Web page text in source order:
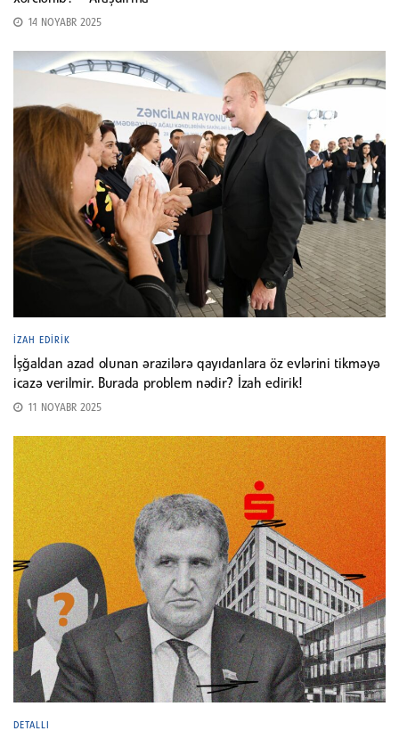
14 NOYABR 2025
İZAH EDIRIK
İşğaldan azad olunan ərazilərə qayıdanlara öz evlərini tikməyə
icazə verilmir. Burada problem nədir? İzah edirik!
11 NOYABR 2025
DETALLI